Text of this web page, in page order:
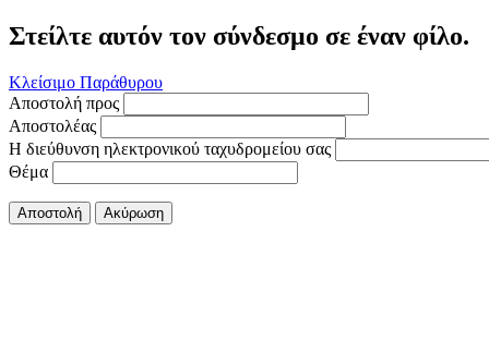
Στείλτε αυτόν τον σύνδεσμο σε έναν φίλο.
Κλείσιμο Παράθυρου
Αποστολή προς
Αποστολέας
Η διεύθυνση ηλεκτρονικού ταχυδρομείου σας
Θέμα
Αποστολή Ακύρωση